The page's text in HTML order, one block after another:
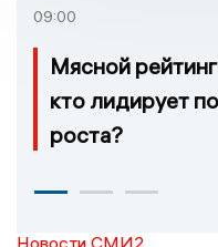
09:00
Мясной
кто лидирует
роста?